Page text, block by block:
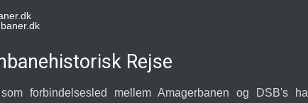
Rejse
forbindelsesled mellem Amagerbanen og DSB's